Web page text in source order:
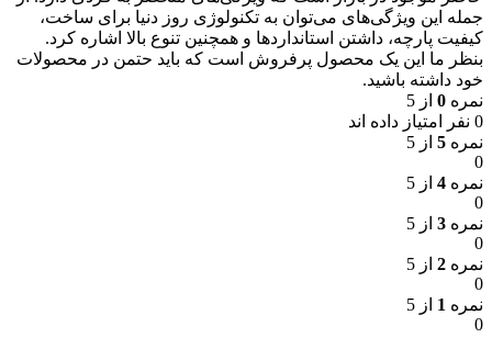
جمله این ویژگی‌های می‌توان به تکنولوژی روز دنیا برای ساخت،
کیفیت پارچه، داشتن استانداردها و همچنین تنوع بالا اشاره کرد.
بنظر ما این یک محصول پرفروش است که باید حتمن در محصولات
خود داشته باشید.
نمره 0 از 5
0 نفر امتیاز داده اند
نمره 5 از 5
0
نمره 4 از 5
0
نمره 3 از 5
0
نمره 2 از 5
0
نمره 1 از 5
0